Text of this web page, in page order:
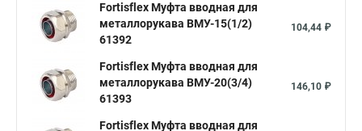
Fortisflex Муфта вводная для
металлорукава ВМУ-15(1/2)
61392
104,44 ₽
Fortisflex Муфта вводная для
металлорукава ВМУ-20(3/4)
61393
146,10 ₽
Fortisflex Муфта вводная для